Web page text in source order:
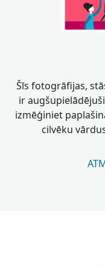
Šīs fotogrāfijas,
ir
izmēģiniet
cilvēku